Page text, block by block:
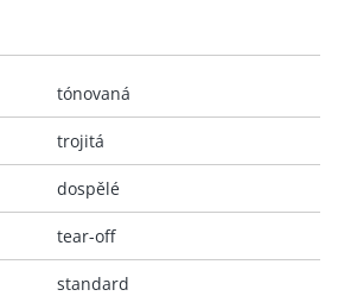
tónovaná
trojitá
dospělé
tear-off
standard